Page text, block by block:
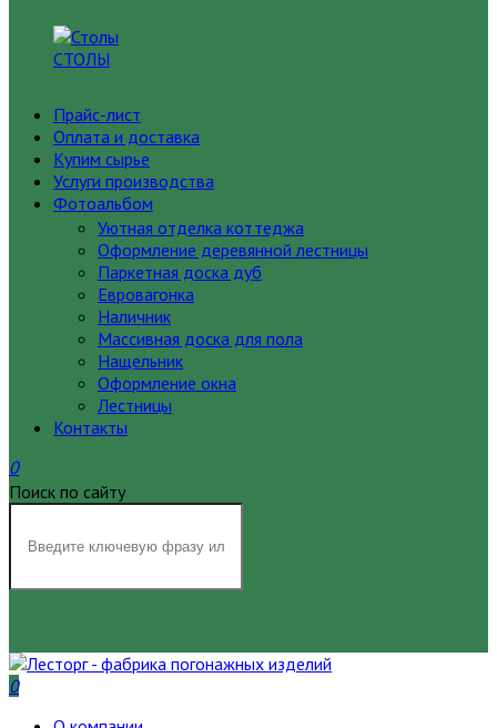
СТОЛЫ
Прайс-лист
Оплата и доставка
Купим сырье
Услуги производства
Фотоальбом
Уютная отделка коттеджа
Оформление деревянной лестницы
Паркетная доска дуб
Евровагонка
Наличник
Массивная доска для пола
Нащельник
Оформление окна
Лестницы
Контакты
0
Поиск по сайту
0